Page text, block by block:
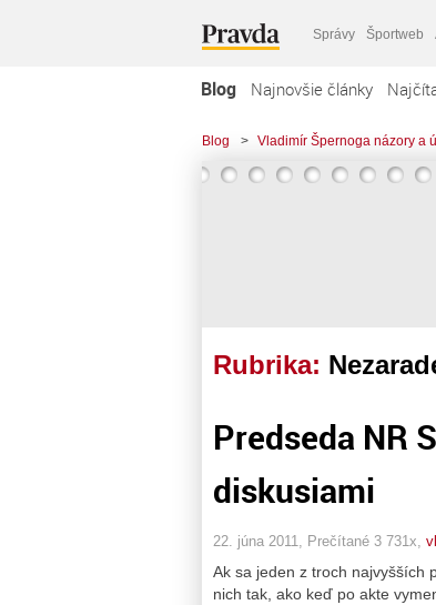
Správy Športweb
Blog Najnovšie články
Blog > Vladimír Špernoga názory a
Rubrika:
Predseda NR
diskusiami
22. júna 2011, Prečítané 3 731x,
Ak sa jeden z troch najvyšších
nich tak, ako keď po akte